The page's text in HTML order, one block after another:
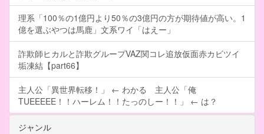
理系「100％の1億円より50％の3億円の方が期待値が高い。1
億を選ぶやつは馬鹿」文系ワイ「はえー」
詐欺師ヒカルと詐欺グループVAZ関コレ追放仮面赤カビツイ
垢凍結【part66】
主人公「異世界転移！」 ← わかる 主人公「俺
TUEEEEE！！ハーレム！！たっのしー！！」 ← は？
ジャンル